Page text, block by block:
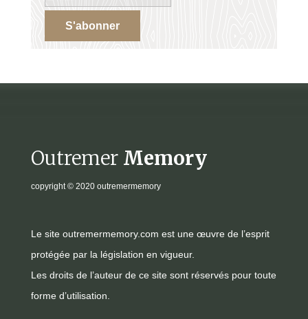
S'abonner
Outremer Memory
copyright© 2020 outremermemory
Le site outremermemory.com est une œuvre de l’esprit
protégée par la législation en vigueur.
Les droits de l’auteur de ce site sont réservés pour toute
forme d’utilisation.